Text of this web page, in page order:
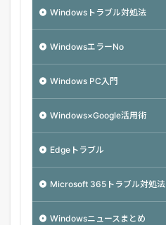
Windowsトラブル対処法
WindowsエラーNo
Windows PC入門
Windows×Google活用術
Edgeトラブル
Microsoft 365トラブル対処法
Windowsニュースまとめ